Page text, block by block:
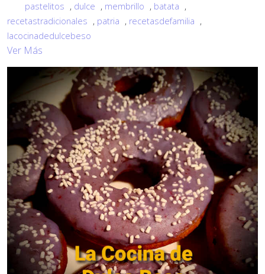
pastelitos , dulce , membrillo , batata ,
recetastradicionales , patria , recetasdefamilia ,
lacocinadedulcebeso
Ver Más